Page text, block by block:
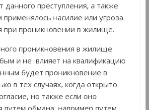
данного преступления, а также
насилие или угроза
при проникновении в жилище.
проникновения в жилище
и не влияет на квалификацию
будет проникновение в
в тех случаях, когда открыто
но также если оно